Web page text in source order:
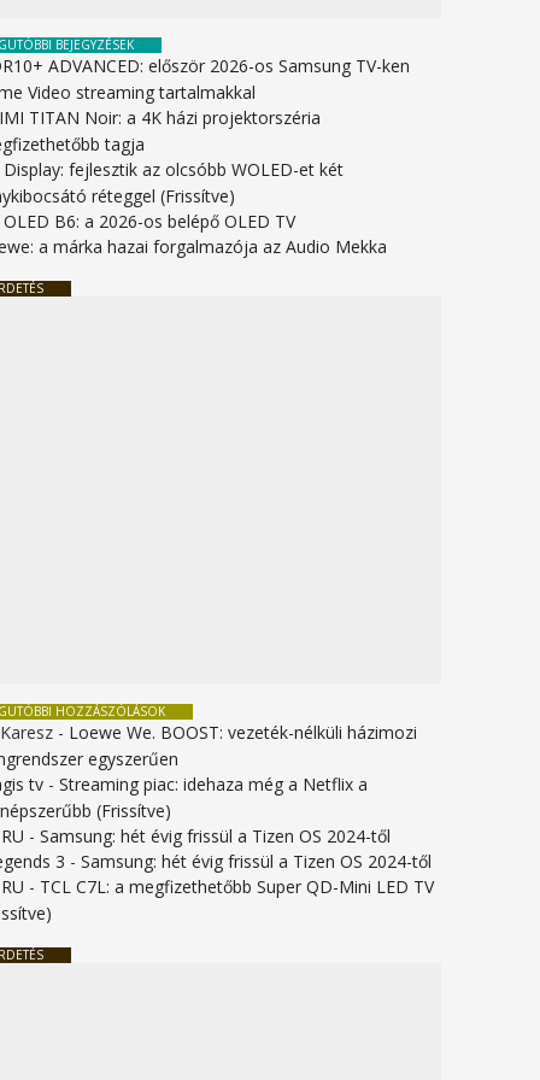
BEJEGYZÉSEK
ADVANCED: először 2026-os Samsung TV-ken
Video streaming tartalmakkal
TITAN Noir: a 4K házi projektorszéria
tagja
Display: fejlesztik az olcsóbb WOLED-et két
réteggel (Frissítve)
OLED B6: a 2026-os belépő OLED TV
a márka hazai forgalmazója az Audio Mekka
HOZZÁSZÓLÁSOK
- Loewe We. BOOST: vezeték-nélküli házimozi
egyszerűen
tv -Streaming piac: idehaza még a Netflix a
(Frissítve)
-Samsung: hét évig frissül a Tizen OS 2024-től
3 -Samsung: hét évig frissül a Tizen OS 2024-től
- TCL C7L: a megfizethetőbb Super QD-Mini LED TV